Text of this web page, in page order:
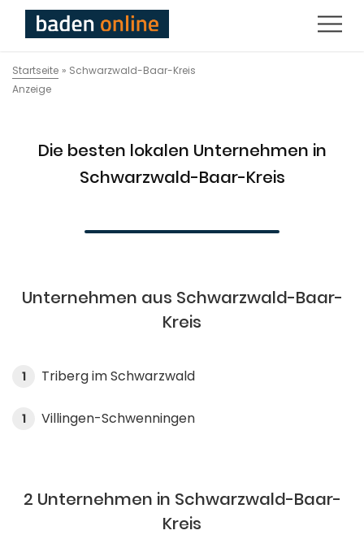
Startseite » Schwarzwald-Baar-Kreis
Anzeige
Die besten lokalen Unternehmen in
Schwarzwald-Baar-Kreis
Unternehmen aus Schwarzwald-Baar-
Kreis
1 Triberg im Schwarzwald
1 Villingen-Schwenningen
2 Unternehmen in Schwarzwald-Baar-
Kreis